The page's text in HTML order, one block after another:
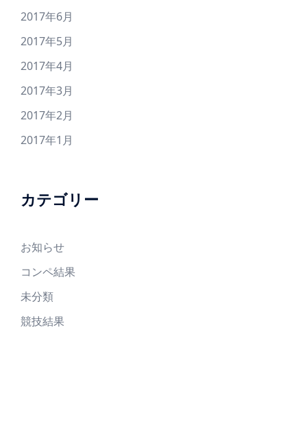
2017年6月
2017年5月
2017年4月
2017年3月
2017年2月
2017年1月
カテゴリー
お知らせ
コンペ結果
未分類
競技結果